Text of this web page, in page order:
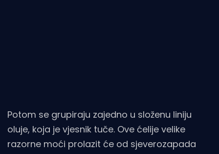
Potom se grupiraju zajedno u složenu liniju
oluje, koja je vjesnik tuče. Ove ćelije velike
razorne moći prolazit će od sjeverozapada